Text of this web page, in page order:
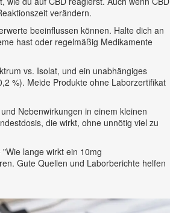
verändern.
beeinflussen können. Halte dich an
hast oder regelmäßig Medikamente
vs. Isolat, und ein unabhängiges
%). Meide Produkte ohne Laborzertifikat
Nebenwirkungen in einem kleinen
die wirkt, ohne unnötig viel zu
lange wirkt ein 10mg
Gute Quellen und Laborberichte helfen